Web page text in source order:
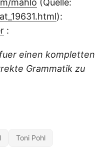
mahlo (Quelle:
):
:
einen kompletten
Grammatik zu
Toni Pohl